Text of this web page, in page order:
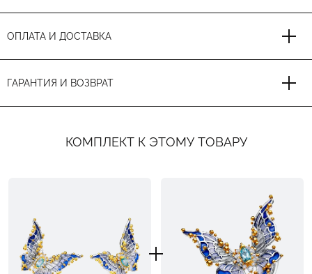
ОПЛАТА И ДОСТАВКА
ГАРАНТИЯ И ВОЗВРАТ
КОМПЛЕКТ К ЭТОМУ ТОВАРУ